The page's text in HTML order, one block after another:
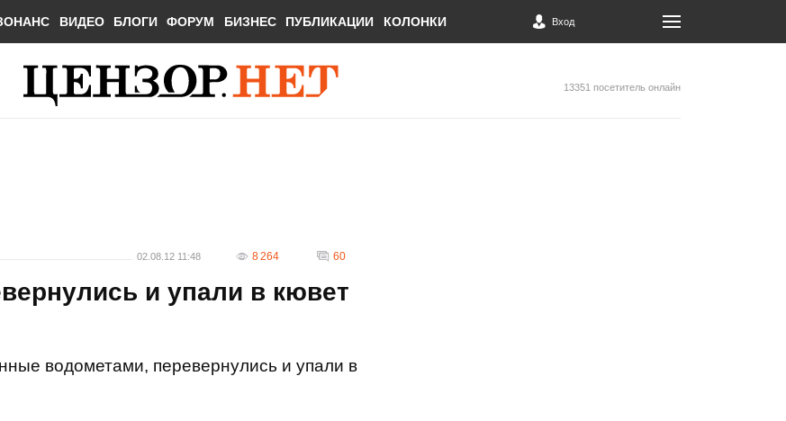
ВИДЕО БЛОГИ ФОРУМ БИЗНЕС ПУБЛИКАЦИИ КОЛОНКИ Вход
13351 посетитель онлайн
02.08.12 11:48 8 264 60
и упали в кювет
водометами, перевернулись и упали в